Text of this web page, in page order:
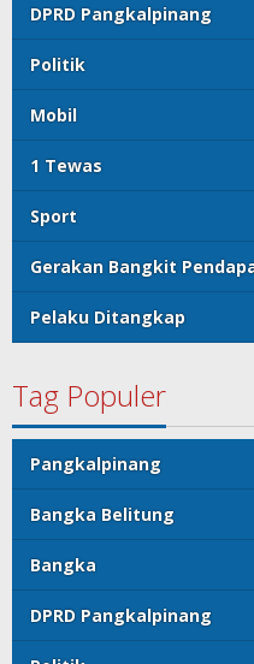
DPRD Pangkalpinang
Politik
Mobil
1 Tewas
Sport
Gerakan Bangkit
Pelaku Ditangkap
Tag Populer
Pangkalpinang
Bangka Belitung
Bangka
DPRD Pangkalpinang